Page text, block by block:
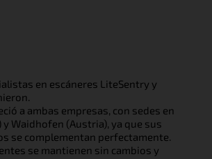
en escáneres LiteSentry y
a ambas empresas, con sedes en
y Waidhofen (Austria), ya que sus
se complementan perfectamente.
se mantienen sin cambios y